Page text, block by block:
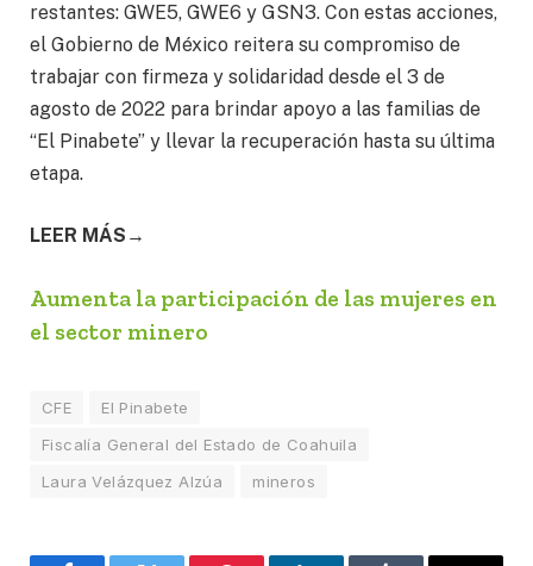
restantes: GWE5, GWE6 y GSN3. Con estas acciones,
el Gobierno de México reitera su compromiso de
trabajar con firmeza y solidaridad desde el 3 de
agosto de 2022 para brindar apoyo a las familias de
“El Pinabete” y llevar la recuperación hasta su última
etapa.
LEER MÁS→
Aumenta la participación de las mujeres en
el sector minero
CFE
El Pinabete
Fiscalía General del Estado de Coahuila
Laura Velázquez Alzúa
mineros